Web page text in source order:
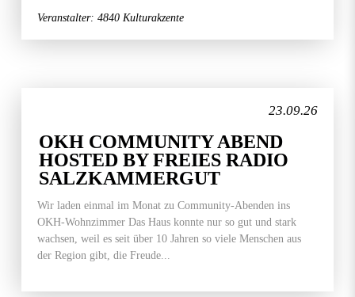
Veranstalter: 4840 Kulturakzente
23.09.26
OKH COMMUNITY ABEND
HOSTED BY FREIES RADIO
SALZKAMMERGUT
Wir laden einmal im Monat zu Community-Abenden ins
OKH-Wohnzimmer Das Haus konnte nur so gut und stark
wachsen, weil es seit über 10 Jahren so viele Menschen aus
der Region gibt, die Freude...